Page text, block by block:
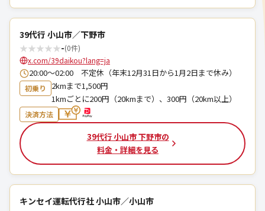
39代行 小山市／下野市
★★★★★-(0件)
x.com/39daikou?lang=ja
20:00～02:00 不定休（年末12月31日から1月2日まで休み）
初乗り
2kmまで1,500円
1kmごとに200円（20kmまで）、300円（20km以上）
決済方法
39代行 小山市 下野市の
料金・詳細を見る
キンセイ運転代行社 小山市／小山市